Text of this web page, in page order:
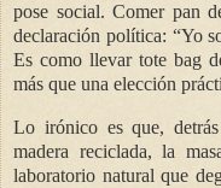
pose social. Comer pan
declaración política: “Yo
Es como llevar tote bag
más que una elección
Lo irónico es que,
madera reciclada, la
laboratorio natural que